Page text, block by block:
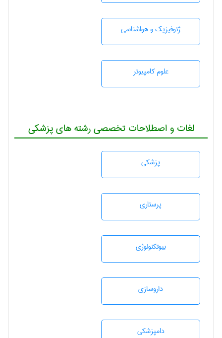
ژئوفيزيك و هواشناسی
علوم کامپیوتر
لغات و اصطلاحات تخصصی رشته های پزشکی
پزشكی
پرستاری
بيوتكنولوژی
داروسازی
دامپزشكی